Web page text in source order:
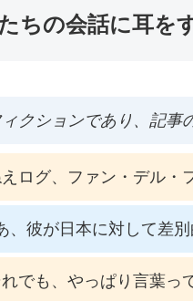
ちの会話に耳を
クションであり、記事
ログ、ファン・デル・
、彼が日本に対して差
でも、やっぱり言葉っ